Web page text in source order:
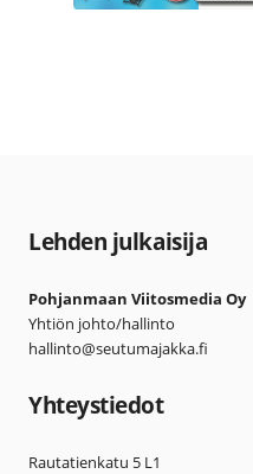
Lehden julkaisija
Pohjanmaan Viitosmedia Oy
Yhtiön johto/hallinto
hallinto@seutumajakka.fi
Yhteystiedot
Rautatienkatu 5 L1